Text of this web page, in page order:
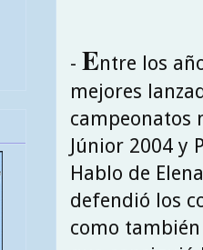
- Entre los
mejores
campeonatos
Júnior 2004 y
Hablo de
defendió los
como